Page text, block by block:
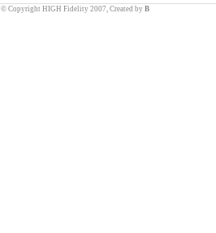
© Copyright HIGH Fidelity 2007, Created by B